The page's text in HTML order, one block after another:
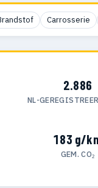
Carrosserie
2.886
NL-
183 g/
GEM. CO₂